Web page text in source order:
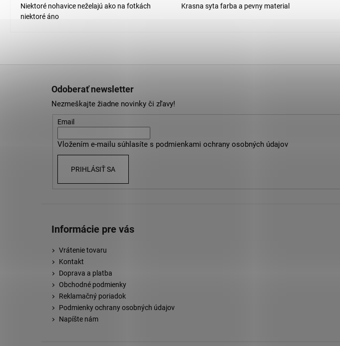
Niektoré nohavice neželajú ako na fotkách
niektoré áno
Krasna syta farba a pevny material
Odoberať newsletter
Nezmeškajte žiadne novinky či zľavy!
Email
Vložením e-mailu súhlasíte s podmienkami ochrany osobných údajov
PRIHLÁSIŤ SA
Informácie pre vás
Vrátenie tovaru
Kontakt
Doprava a platba
Obchodné podmienky
Reklamačný poriadok
Podmienky ochrany osobných údajov
Napíšte nám